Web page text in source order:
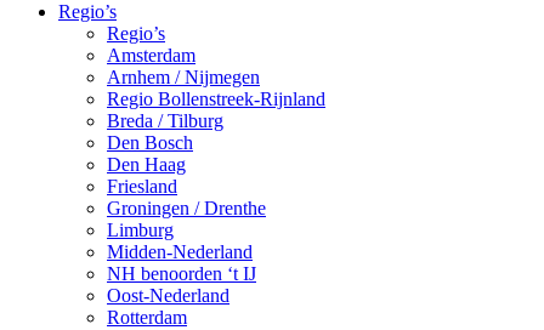
Regio’s
Regio’s
Amsterdam
Arnhem / Nijmegen
Regio Bollenstreek-Rijnland
Breda / Tilburg
Den Bosch
Den Haag
Friesland
Groningen / Drenthe
Limburg
Midden-Nederland
NH benoorden ‘t IJ
Oost-Nederland
Rotterdam